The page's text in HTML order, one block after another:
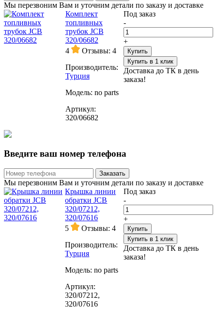
Мы перезвоним Вам и уточним детали по заказу и доставке
Комплект
топливных
трубок JCB
320/06682
4
Отзывы: 4
Производитель:
Турция
Модель: no parts
Артикул:
320/06682
Под заказ
-
+
Купить
Купить в 1 клик
Доставка до ТК в день
заказа!
Введите ваш номер телефона
Заказать
Мы перезвоним Вам и уточним детали по заказу и доставке
Крышка линии
обратки JCB
320/07212,
320/07616
5
Отзывы: 4
Производитель:
Турция
Модель: no parts
Артикул:
320/07212,
320/07616
Под заказ
-
+
Купить
Купить в 1 клик
Доставка до ТК в день
заказа!